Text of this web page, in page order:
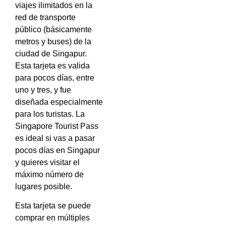
viajes ilimitados en la
red de transporte
público (básicamente
metros y buses) de la
ciudad de Singapur.
Esta tarjeta es valida
para pocos días, entre
uno y tres, y fue
diseñada especialmente
para los turistas. La
Singapore Tourist Pass
es ideal si vas a pasar
pocos días en Singapur
y quieres visitar el
máximo número de
lugares posible.
Esta tarjeta se puede
comprar en múltiples